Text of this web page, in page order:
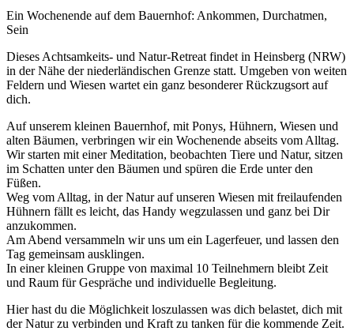
Ein Wochenende auf dem Bauernhof: Ankommen, Durchatmen,
Sein
Dieses Achtsamkeits- und Natur-Retreat findet in Heinsberg (NRW)
in der Nähe der niederländischen Grenze statt. Umgeben von weiten
Feldern und Wiesen wartet ein ganz besonderer Rückzugsort auf
dich.
Auf unserem kleinen Bauernhof, mit Ponys, Hühnern, Wiesen und
alten Bäumen, verbringen wir ein Wochenende abseits vom Alltag.
Wir starten mit einer Meditation, beobachten Tiere und Natur, sitzen
im Schatten unter den Bäumen und spüren die Erde unter den
Füßen.
Weg vom Alltag, in der Natur auf unseren Wiesen mit freilaufenden
Hühnern fällt es leicht, das Handy wegzulassen und ganz bei Dir
anzukommen.
Am Abend versammeln wir uns um ein Lagerfeuer, und lassen den
Tag gemeinsam ausklingen.
In einer kleinen Gruppe von maximal 10 Teilnehmern bleibt Zeit
und Raum für Gespräche und individuelle Begleitung.
Hier hast du die Möglichkeit loszulassen was dich belastet, dich mit
der Natur zu verbinden und Kraft zu tanken für die kommende Zeit.